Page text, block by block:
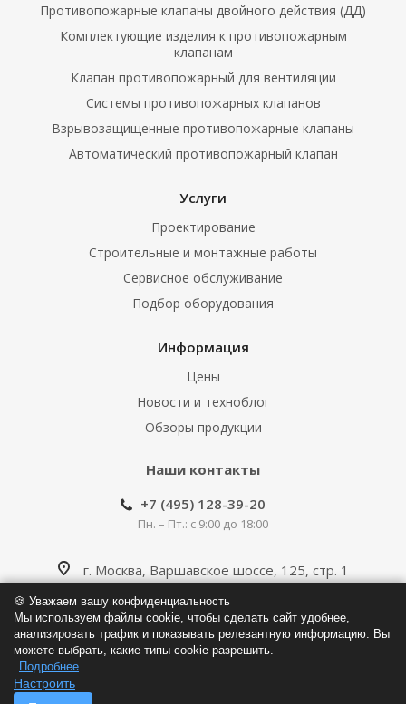
Противопожарные клапаны двойного действия (ДД)
Комплектующие изделия к противопожарным
клапанам
Клапан противопожарный для вентиляции
Системы противопожарных клапанов
Взрывозащищенные противопожарные клапаны
Автоматический противопожарный клапан
Услуги
Проектирование
Строительные и монтажные работы
Сервисное обслуживание
Подбор оборудования
Информация
Цены
Новости и техноблог
Обзоры продукции
Наши контакты
+7 (495) 128-39-20
Пн. – Пт.: с 9:00 до 18:00
г. Москва, Варшавское шоссе, 125, стр. 1
info@klapan.pro
© Интернет-магазин противопожарных клапанов
🍪 Уважаем вашу конфиденциальность
Мы используем файлы cookie, чтобы сделать сайт удобнее,
анализировать трафик и показывать релевантную информацию. Вы
можете выбрать, какие типы cookie разрешить.
Подробнее
Настроить